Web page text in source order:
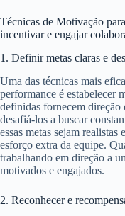
Técnicas de Motivação
incentivar e engajar
1. Definir metas claras e
Uma das técnicas mais
performance é estabelecer
definidas fornecem direção
desafiá-los a buscar
essas metas sejam
esforço extra da equipe.
trabalhando em direção a
motivados e engajados.
2. Reconhecer e